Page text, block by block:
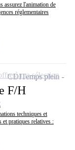
assurez l'animation de
réglementaires
F/H
techniques et
et pratiques relatives :
CDITemps plein
à ma sélection